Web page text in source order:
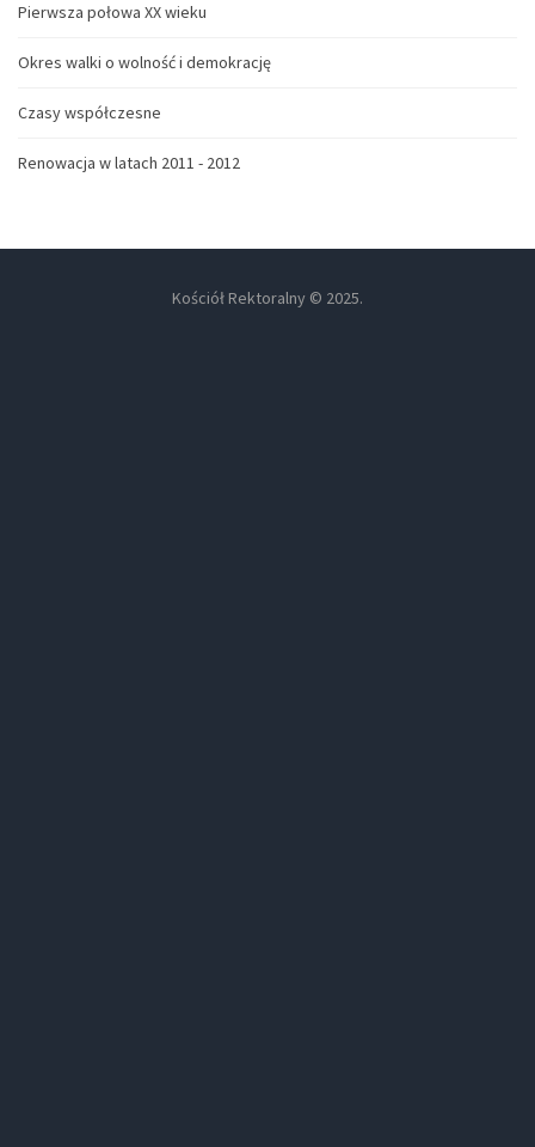
Pierwsza połowa XX wieku
Okres walki o wolność i demokrację
Czasy współczesne
Renowacja w latach 2011 - 2012
Kościół Rektoralny © 2025.